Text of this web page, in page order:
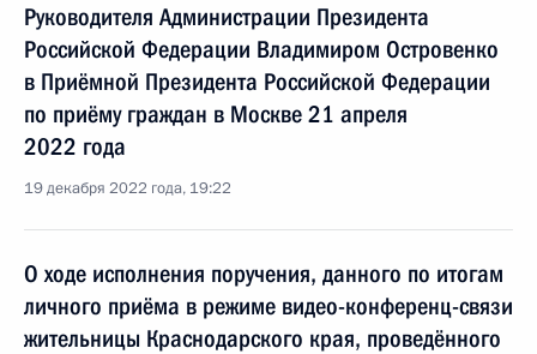
Руководителя Администрации Президента
Российской Федерации Владимиром Островенко
в Приёмной Президента Российской Федерации
по приёму граждан в Москве 21 апреля
2022 года
19 декабря 2022 года, 19:22
О ходе исполнения поручения, данного по итогам
личного приёма в режиме видео-конференц-связи
жительницы Краснодарского края, проведённого